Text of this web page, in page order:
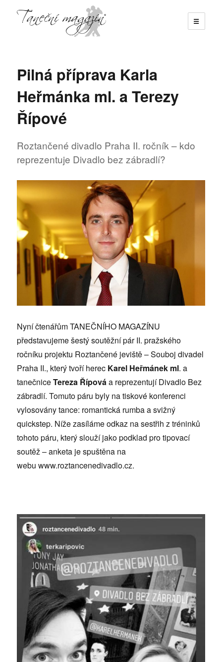
☰
Pilná příprava Karla
Heřmánka ml. a Terezy
Řípové
Roztančené divadlo Praha II. ročník – kdo
reprezentuje Divadlo bez zábradlí?
Nyní čtenářům TANEČNÍHO MAGAZÍNU
představujeme šestý soutěžní pár II. pražského
ročníku projektu Roztančené jeviště – Souboj divadel
Praha II., který tvoří herec Karel Heřmánek ml. a
tanečniceTereza Řípováa reprezentují Divadlo Bez
zábradlí. Tomuto páru byly na tiskové konferenci
vylosovány tance: romantická rumba a svižný
quickstep. Níže zasíláme odkaz na sestřih z tréninků
tohoto páru, který slouží jako podklad pro tipovací
soutěž – anketa je spuštěna na
webu www.roztancenedivadlo.cz.